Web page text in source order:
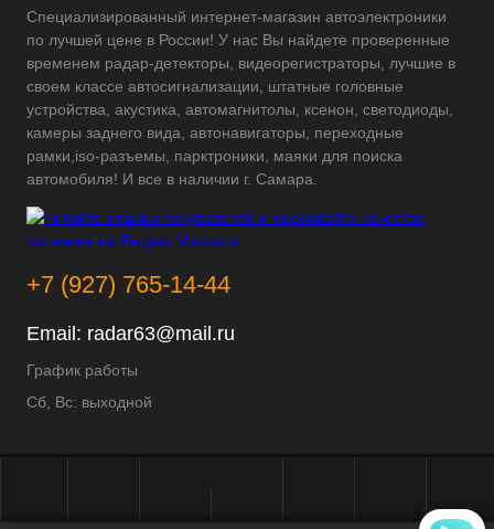
Специализированный интернет-магазин автоэлектроники
по лучшей цене в России! У нас Вы найдете проверенные
временем радар-детекторы, видеорегистраторы, лучшие в
своем классе автосигнализации, штатные головные
устройства, акустика, автомагнитолы, ксенон, светодиоды,
камеры заднего вида, автонавигаторы, переходные
рамки,iso-разъемы, парктроники, маяки для поиска
автомобиля! И все в наличии г. Самара.
+7 (927) 765-14-44
Email: radar63@mail.ru
График работы
Сб, Вс: выходной